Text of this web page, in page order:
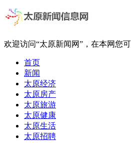
欢迎访问“太原新闻网”，在本网您
首页
新闻
太原经济
太原房产
太原旅游
太原健康
太原生活
太原招聘